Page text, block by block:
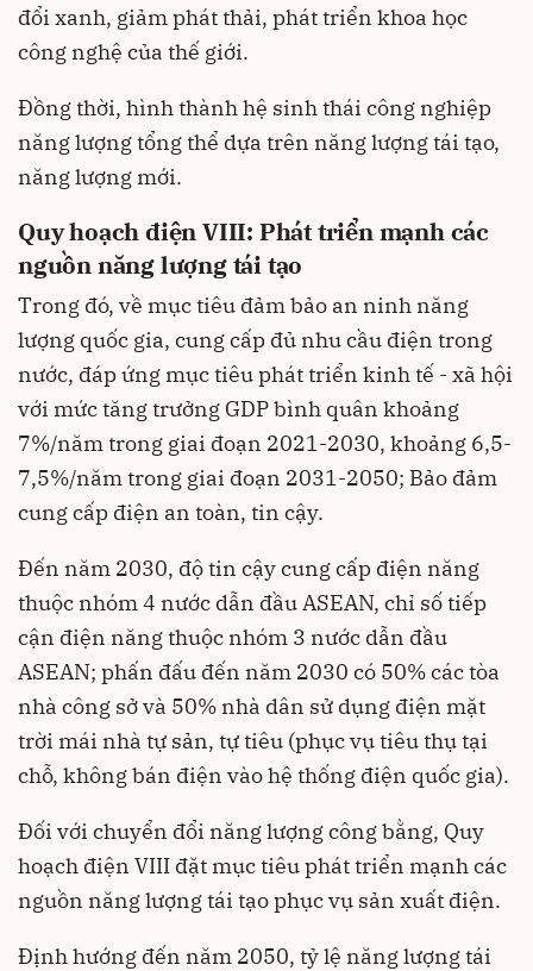
đổi xanh, giảm phát thải, phát triển khoa học
công nghệ của thế giới.
Đồng thời, hình thành hệ sinh thái công nghiệp
năng lượng tổng thể dựa trên năng lượng tái tạo,
năng lượng mới.
Quy hoạch điện VIII: Phát triển mạnh các
nguồn năng lượng tái tạo
Trong đó, về mục tiêu đảm bảo an ninh năng
lượng quốc gia, cung cấp đủ nhu cầu điện trong
nước, đáp ứng mục tiêu phát triển kinh tế - xã hội
với mức tăng trưởng GDP bình quân khoảng
7%/năm trong giai đoạn 2021-2030, khoảng 6,5-
7,5%/năm trong giai đoạn 2031-2050; Bảo đảm
cung cấp điện an toàn, tin cậy.
Đến năm 2030, độ tin cậy cung cấp điện năng
thuộc nhóm 4 nước dẫn đầu ASEAN, chỉ số tiếp
cận điện năng thuộc nhóm 3 nước dẫn đầu
ASEAN; phấn đấu đến năm 2030 có 50% các tòa
nhà công sở và 50% nhà dân sử dụng điện mặt
trời mái nhà tự sản, tự tiêu (phục vụ tiêu thụ tại
chỗ, không bán điện vào hệ thống điện quốc gia).
Đối với chuyển đổi năng lượng công bằng, Quy
hoạch điện VIII đặt mục tiêu phát triển mạnh các
nguồn năng lượng tái tạo phục vụ sản xuất điện.
Định hướng đến năm 2050, tỷ lệ năng lượng tái